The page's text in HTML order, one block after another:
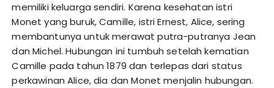
memiliki keluarga sendiri. Karena kesehatan istri
Monet yang buruk, Camille, istri Ernest, Alice, sering
membantunya untuk merawat putra-putranya Jean
dan Michel. Hubungan ini tumbuh setelah kematian
Camille pada tahun 1879 dan terlepas dari status
perkawinan Alice, dia dan Monet menjalin hubungan.